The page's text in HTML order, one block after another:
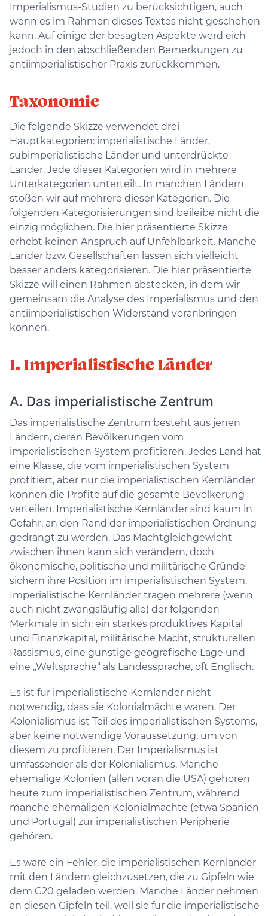
Imperialismus-Studien zu berücksichtigen, auch
wenn es im Rahmen dieses Textes nicht geschehen
kann. Auf einige der besagten Aspekte werd eich
jedoch in den abschließenden Bemerkungen zu
antiimperialistischer Praxis zurückkommen.
Taxonomie
Die folgende Skizze verwendet drei
Hauptkategorien: imperialistische Länder,
subimperialistische Länder und unterdrückte
Länder. Jede dieser Kategorien wird in mehrere
Unterkategorien unterteilt. In manchen Ländern
stoßen wir auf mehrere dieser Kategorien. Die
folgenden Kategorisierungen sind beileibe nicht die
einzig möglichen. Die hier präsentierte Skizze
erhebt keinen Anspruch auf Unfehlbarkeit. Manche
Länder bzw. Gesellschaften lassen sich vielleicht
besser anders kategorisieren. Die hier präsentierte
Skizze will einen Rahmen abstecken, in dem wir
gemeinsam die Analyse des Imperialismus und den
antiimperialistischen Widerstand voranbringen
können.
I. Imperialistische Länder
A. Das imperialistische Zentrum
Das imperialistische Zentrum besteht aus jenen
Ländern, deren Bevölkerungen vom
imperialistischen System profitieren. Jedes Land hat
eine Klasse, die vom imperialistischen System
profitiert, aber nur die imperialistischen Kernländer
können die Profite auf die gesamte Bevölkerung
verteilen. Imperialistische Kernländer sind kaum in
Gefahr, an den Rand der imperialistischen Ordnung
gedrängt zu werden. Das Machtgleichgewicht
zwischen ihnen kann sich verändern, doch
ökonomische, politische und militärische Gründe
sichern ihre Position im imperialistischen System.
Imperialistische Kernländer tragen mehrere (wenn
auch nicht zwangsläufig alle) der folgenden
Merkmale in sich: ein starkes produktives Kapital
und Finanzkapital, militärische Macht, strukturellen
Rassismus, eine günstige geografische Lage und
eine „Weltsprache“ als Landessprache, oft Englisch.
Es ist für imperialistische Kernländer nicht
notwendig, dass sie Kolonialmächte waren. Der
Kolonialismus ist Teil des imperialistischen Systems,
aber keine notwendige Voraussetzung, um von
diesem zu profitieren. Der Imperialismus ist
umfassender als der Kolonialismus. Manche
ehemalige Kolonien (allen voran die USA) gehören
heute zum imperialistischen Zentrum, während
manche ehemaligen Kolonialmächte (etwa Spanien
und Portugal) zur imperialistischen Peripherie
gehören.
Es wäre ein Fehler, die imperialistischen Kernländer
mit den Ländern gleichzusetzen, die zu Gipfeln wie
dem G20 geladen werden. Manche Länder nehmen
an diesen Gipfeln teil, weil sie für die imperialistische